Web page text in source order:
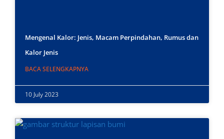
Mengenal Kalor: Jenis, Macam Perpindahan, Rumus dan
Kalor Jenis
BACA SELENGKAPNYA
10 July 2023